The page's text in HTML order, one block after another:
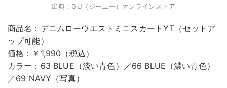
出典：GU（ジーユー）オンラインストア
商品名：デニムローウエストミニスカートYT（セットア
ップ可能）
価格：￥1,990（税込）
カラー：63 BLUE（淡い青色）／66 BLUE（濃い青色）
／69 NAVY（写真）